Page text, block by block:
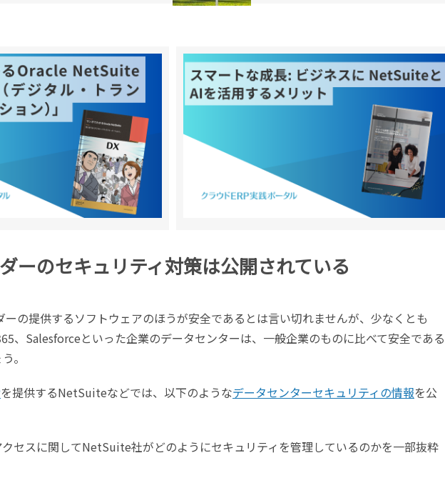
ーのセキュリティ対策は公開されている
ーの提供するソフトウェアのほうが安全であるとは言い切れませんが、少なくとも
、Salesforceといった企業のデータセンターは、一般企業のものに比べて安全である
。
を提供するNetSuiteなどでは、以下のようなデータセンターセキュリティの情報を公
セスに関してNetSuite社がどのようにセキュリティを管理しているのかを一部抜粋